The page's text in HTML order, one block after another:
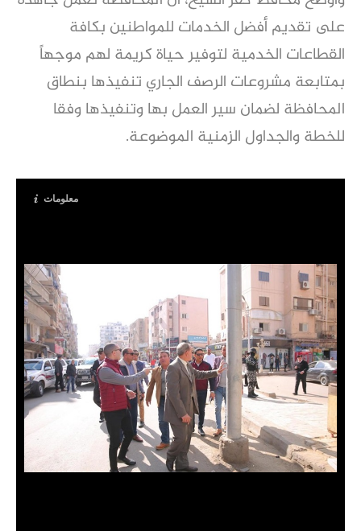
على تقديم أفضل الخدمات للمواطنين بكافة
القطاعات الخدمية لتوفير حياة كريمة لهم موجهاً
بمتابعة مشروعات الرصف الجاري تنفيذها بنطاق
المحافظة لضمان سير العمل بها وتنفيذها وفقا
للخطة والجداول الزمنية الموضوعة.
معلومات